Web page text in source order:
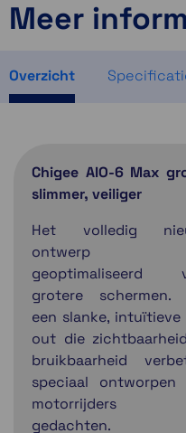
Meer
Overzicht
Chigee AIO-6 Max
slimmer, veiliger
Het volledig
ontwerp
geoptimaliseerd
grotere schermen.
een slanke, intuïtieve
out die
bruikbaarheid
speciaal ontworpen
motorrijders
gedachten.